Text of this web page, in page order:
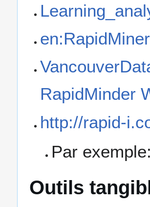
en:RapidMiner
RapidMinder
http://rapid-
Par
Outils